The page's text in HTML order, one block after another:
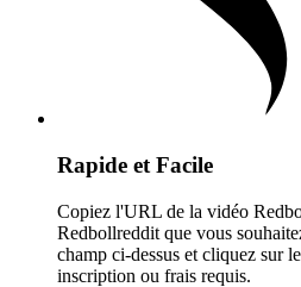
Rapide et Facile
Copiez l'URL de la vidéo
Redbollreddit que vous
champ ci-dessus et cliquez sur
inscription ou frais requis.